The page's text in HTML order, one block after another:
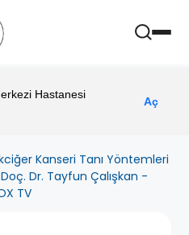
Hastanesi
Aç
Kanseri Tanı Yöntemleri
Dr. Tayfun Çalışkan -
TV